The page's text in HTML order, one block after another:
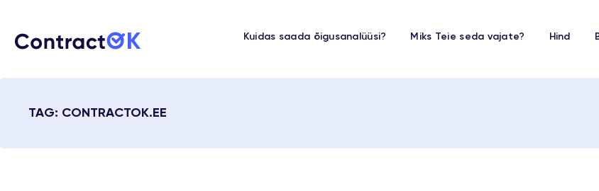
Kuidas saada õigusanalüüsi? Miks Teie seda vajate? Hind
TAG: CONTRACTOK.EE